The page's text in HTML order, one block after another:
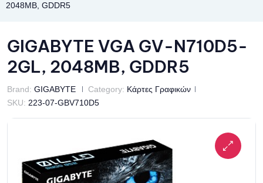
2048MB, GDDR5
GIGABYTE VGA GV-N710D5-
2GL, 2048MB, GDDR5
Brand: GIGABYTE Category: Κάρτες Γραφικών
SKU: 223-07-GBV710D5